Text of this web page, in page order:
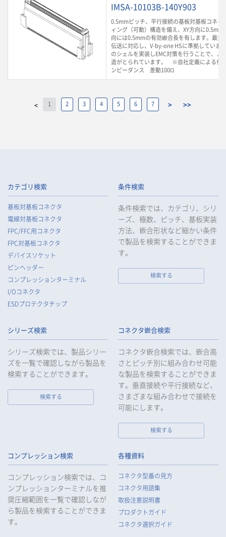
IMSA-10103B-140Y903
0.5mmピッチ、平行接続の基板対基板コネク
ィング（可動）構造を備え、XY方向に
向には0.5mmの有効嵌合長を有します。最
伝送に対応し、V-by-one HSに準拠していま
のシェルを実装しEMC対策を行うことで、ノ
造がとられています。 ※自社定義による代
ンピーダンス 差動100Ω
< 1 2 3 4 5 6 7 > >>
カテゴリ検索
基板対基板コネクタ
電線対基板コネクタ
FPC/FFC用コネクタ
FPC対基板コネクタ
デバイスソケット
ピンヘッダー
コンプレッションターミナル
I/Oコネクタ
ESDプロテクタチップ
条件検索
条件検索では、カテゴリ、シリ
ーズ、極数、ピッチ、基板実装
方法、嵌合形状など細かい条件
で製品を検索することができま
す。
検索する
シリーズ検索
シリーズ検索では、製品シリー
ズを一覧で確認しながら製品を
検索することができます。
検索する
コネクタ嵌合検索
コネクタ嵌合検索では、嵌合高
さとピッチ別に組み合わせ可能
な製品を検索することができま
す。垂直接続や平行接続など、
さまざまな組み合わせで接続を
可能にします。
検索する
コンプレッション検索
コンプレッション検索では、コ
ンプレッションターミナルを推
奨圧縮範囲を一覧で確認しなが
ら製品を検索することができま
す。
各種資料
コネクタ型番の見方
コネクタ用語集
取扱注意説明書
プロダクトガイド
コネクタ選択ガイド